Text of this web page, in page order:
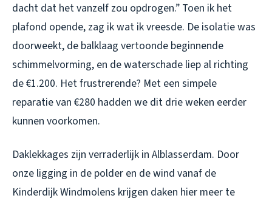
dacht dat het vanzelf zou opdrogen.” Toen ik het
plafond opende, zag ik wat ik vreesde. De isolatie was
doorweekt, de balklaag vertoonde beginnende
schimmelvorming, en de waterschade liep al richting
de €1.200. Het frustrerende? Met een simpele
reparatie van €280 hadden we dit drie weken eerder
kunnen voorkomen.
Daklekkages zijn verraderlijk in Alblasserdam. Door
onze ligging in de polder en de wind vanaf de
Kinderdijk Windmolens krijgen daken hier meer te